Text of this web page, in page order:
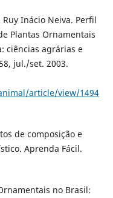
Ruy Inácio Neiva. Perfil
Plantas Ornamentais
ciências agrárias e
jul./set. 2003.
article/view/1494
de composição e
Aprenda Fácil.
no Brasil: